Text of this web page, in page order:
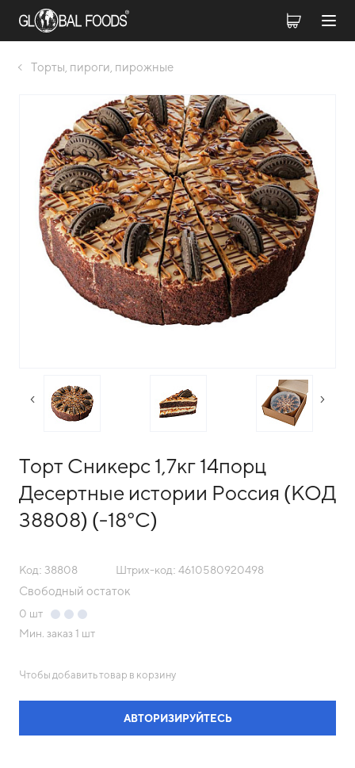
Торты, пироги, пирожные
следующий слайд
Торт Сникерс 1,7кг 14порц
Десертные истории Россия (КОД
38808) (-18°С)
Код: 38808 Штрих-код: 4610580920498
Свободный остаток
0 шт
Мин. заказ 1 шт
Чтобы добавить товар в корзину
АВТОРИЗИРУЙТЕСЬ